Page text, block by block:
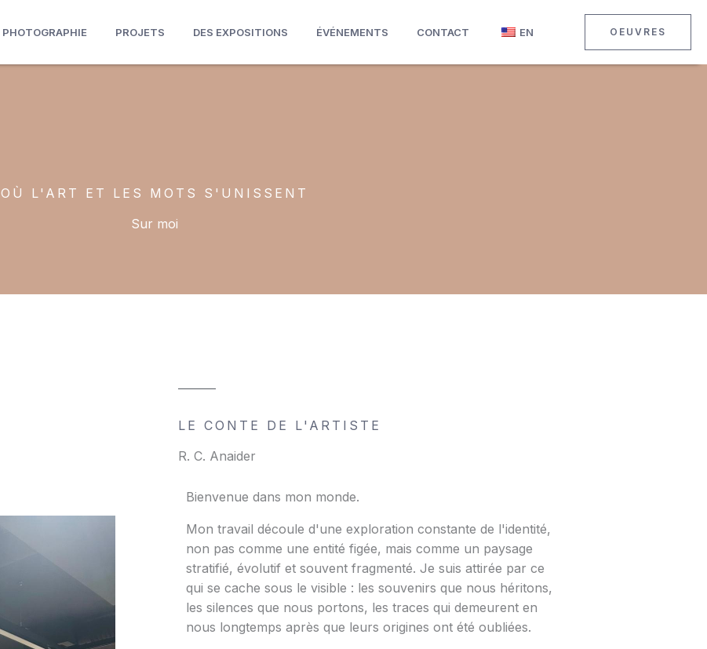
PHOTOGRAPHIE PROJETS DES EXPOSITIONS ÉVÉNEMENTS CONTACT EN OEUVRES
OÙ L'ART ET LES MOTS S'UNISSENT
Sur moi
LE CONTE DE L'ARTISTE
R. C. Anaider
Bienvenue dans mon monde.
Mon travail découle d'une exploration constante de l'identité,
non pas comme une entité figée, mais comme un paysage
stratifié, évolutif et souvent fragmenté. Je suis attirée par ce
qui se cache sous le visible : les souvenirs que nous héritons,
les silences que nous portons, les traces qui demeurent en
nous longtemps après que leurs origines ont été oubliées.